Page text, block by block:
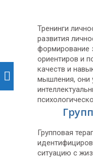
Тренинги
развития
формирование
ориентиров и
качеств и
мышления, они
Групповая
ситуацию с